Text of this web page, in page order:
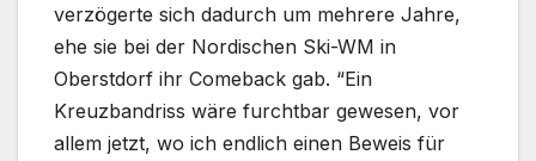
verzögerte sich dadurch um mehrere Jahre,
ehe sie bei der Nordischen Ski-WM in
Oberstdorf ihr Comeback gab. “Ein
Kreuzbandriss wäre furchtbar gewesen, vor
allem jetzt, wo ich endlich einen Beweis für